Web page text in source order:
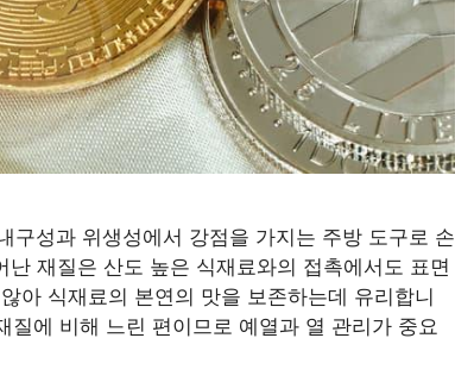
구성과 위생성에서 강점을 가지는 주방 도구로 손
재질은 산도 높은 식재료와의 접촉에서도 표면
아 식재료의 본연의 맛을 보존하는데 유리합니
에 비해 느린 편이므로 예열과 열 관리가 중요